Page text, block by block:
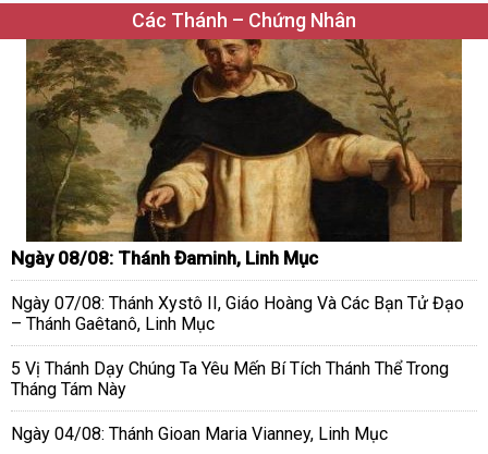
Các Thánh – Chứng Nhân
Ngày 08/08: Thánh Đaminh, Linh Mục
Ngày 07/08: Thánh Xystô II, Giáo Hoàng Và Các Bạn Tử Đạo
– Thánh Gaêtanô, Linh Mục
5 Vị Thánh Dạy Chúng Ta Yêu Mến Bí Tích Thánh Thể Trong
Tháng Tám Này
Ngày 04/08: Thánh Gioan Maria Vianney, Linh Mục